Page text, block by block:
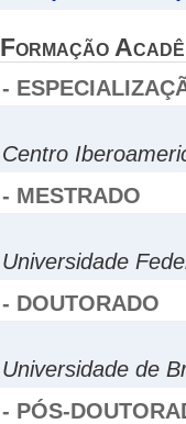
Formação
-
Centro
- MESTRADO
Universidade
- DOUTORADO
Universidade de
- PÓS-